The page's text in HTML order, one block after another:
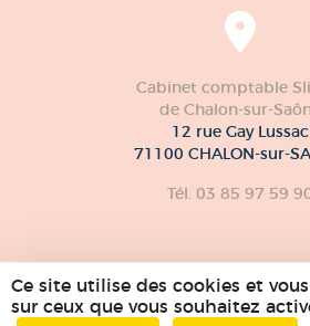
Ce site utilise des cookies et
sur ceux que vous souhaitez
Cabinet comptable
de Chalon-sur-
12 rue Gay Lussac
71100 CHALON-sur-
Tél. 03 85 97 59